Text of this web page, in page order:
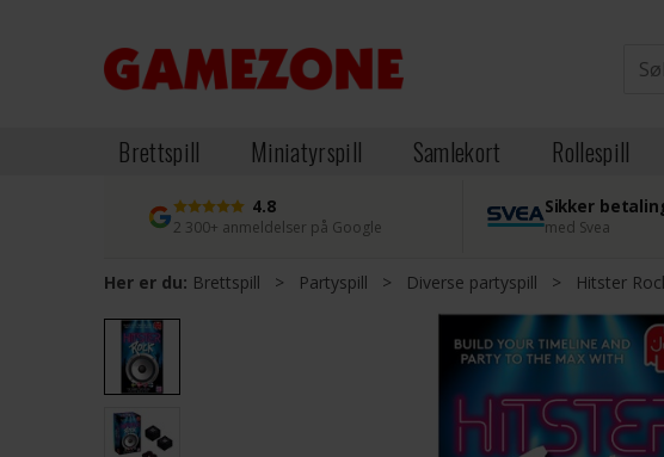
Brettspill Miniatyrspill Samlekort Rollespill
4.8
2 300+ anmeldelser på Google
Sikker
med Svea
Her er du: Brettspill > Partyspill > Diverse partyspill > Hitster